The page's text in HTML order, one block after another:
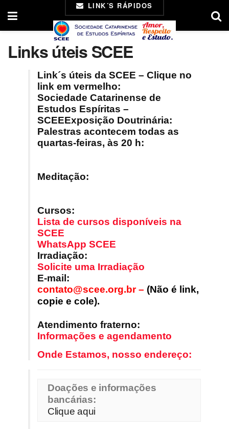
LINK´S RÁPIDOS
Links úteis SCEE
Link´s úteis da SCEE – Clique no
link em vermelho:
Sociedade Catarinense de
Estudos Espíritas –
SCEEExposição Doutrinária:
Palestras acontecem todas as
quartas-feiras, às 20 h:
Meditação:
Cursos:
Lista de cursos disponíveis na
SCEE
WhatsApp SCEE
Irradiação:
Solicite uma Irradiação
E-mail:
contato@scee.org.br– (Não é link,
copie e cole).
Atendimento fraterno:
Informações e agendamento
Onde Estamos, nosso endereço:
Doações e informações
bancárias:
Clique aqui